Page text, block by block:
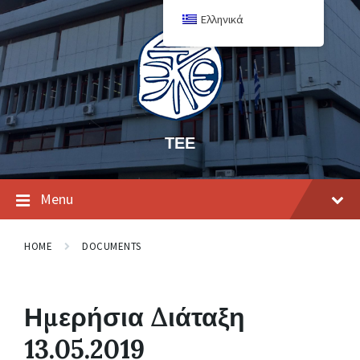
ΤΕΕ
Menu
HOME DOCUMENTS
Ημερήσια Διάταξη
13.05.2019
Ελληνικά